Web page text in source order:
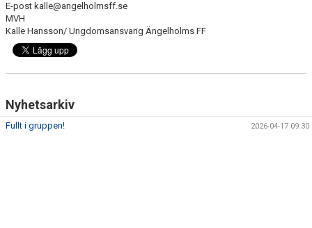
E-post kalle@angelholmsff.se
MVH
Kalle Hansson/ Ungdomsansvarig Ängelholms FF
Nyhetsarkiv
Fullt i gruppen! 2026-04-17 09:30